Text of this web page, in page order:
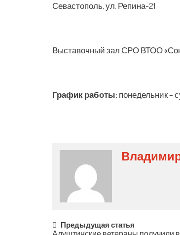
Севастополь, ул. Репина-21.
Выставочный зал СРО ВТОО
График работы: понедельник –
Post
Предыдущая статья